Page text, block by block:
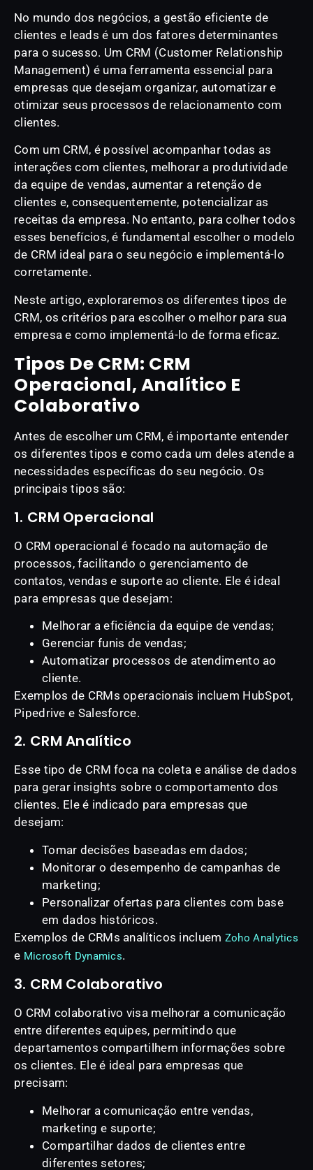
No mundo dos negócios, a gestão eficiente de
clientes e leads é um dos fatores determinantes
para o sucesso. Um CRM (Customer Relationship
Management) é uma ferramenta essencial para
empresas que desejam organizar, automatizar e
otimizar seus processos de relacionamento com
clientes.
Com um CRM, é possível acompanhar todas as
interações com clientes, melhorar a produtividade
da equipe de vendas, aumentar a retenção de
clientes e, consequentemente, potencializar as
receitas da empresa. No entanto, para colher todos
esses benefícios, é fundamental escolher o modelo
de CRM ideal para o seu negócio e implementá-lo
corretamente.
Neste artigo, exploraremos os diferentes tipos de
CRM, os critérios para escolher o melhor para sua
empresa e como implementá-lo de forma eficaz.
Tipos De CRM: CRM
Operacional, Analítico E
Colaborativo
Antes de escolher um CRM, é importante entender
os diferentes tipos e como cada um deles atende a
necessidades específicas do seu negócio. Os
principais tipos são:
1. CRM Operacional
O CRM operacional é focado na automação de
processos, facilitando o gerenciamento de
contatos, vendas e suporte ao cliente. Ele é ideal
para empresas que desejam:
Melhorar a eficiência da equipe de vendas;
Gerenciar funis de vendas;
Automatizar processos de atendimento ao
cliente.
Exemplos de CRMs operacionais incluem HubSpot,
Pipedrive e Salesforce.
2. CRM Analítico
Esse tipo de CRM foca na coleta e análise de dados
para gerar insights sobre o comportamento dos
clientes. Ele é indicado para empresas que
desejam:
Tomar decisões baseadas em dados;
Monitorar o desempenho de campanhas de
marketing;
Personalizar ofertas para clientes com base
em dados históricos.
Exemplos de CRMs analíticos incluem Zoho Analytics
e Microsoft Dynamics.
3. CRM Colaborativo
O CRM colaborativo visa melhorar a comunicação
entre diferentes equipes, permitindo que
departamentos compartilhem informações sobre
os clientes. Ele é ideal para empresas que
precisam:
Melhorar a comunicação entre vendas,
marketing e suporte;
Compartilhar dados de clientes entre
diferentes setores;